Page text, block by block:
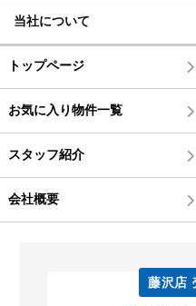
当社について
トップページ
お気に入り物件一覧
スタッフ紹介
会社概要
藤沢店